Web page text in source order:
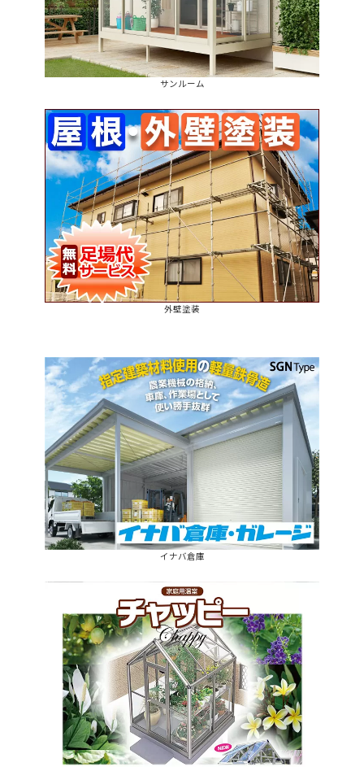
サンルーム
外壁塗装
イナバ倉庫